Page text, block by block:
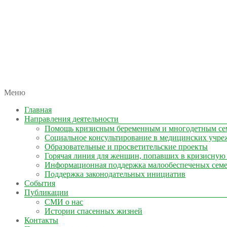
КОЛЫМА — ЗА ЖИЗНЬ
автономная некоммерческая организация
Меню
Главная
Направления деятельности
Помощь кризисным беременным и многодетным
Социальное консультирование в медицинских
Образовательные и просветительские проекты
Горячая линия для женщин, попавших в
Информационная поддержка малообеспеченых
Поддержка законодательных инициатив
События
Публикации
СМИ о нас
Истории спасенных жизней
Контакты